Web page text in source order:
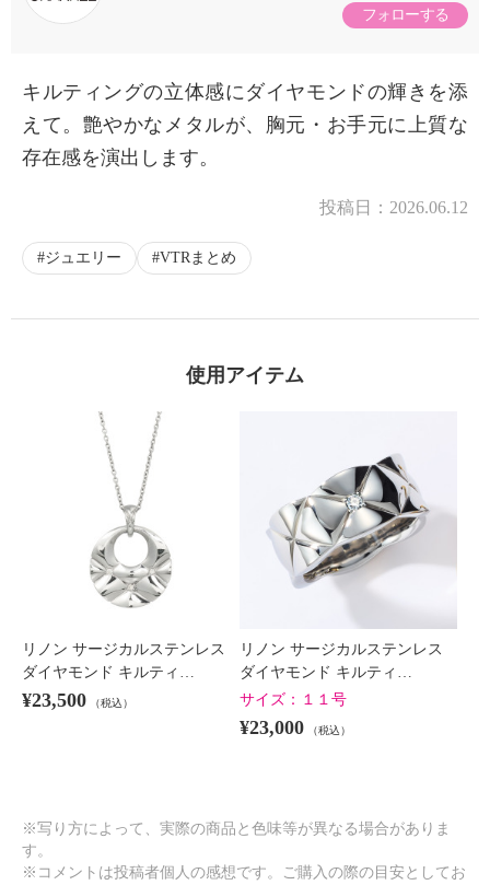
×
フォローする
キルティングの立体感にダイヤモンドの輝きを添
えて。艶やかなメタルが、胸元・お手元に上質な
存在感を演出します。
投稿日： 2026.06.12
ジュエリー VTRまとめ
使用アイテム
リノン サージカルステンレス
ダイヤモンド キルティ…
¥23,500 （税込）
リノン サージカルステンレス
ダイヤモンド キルティ…
サイズ： １１号
¥23,000 （税込）
※写り方によって、実際の商品と色味等が異なる場合がありま
す。
※コメントは投稿者個人の感想です。ご購入の際の目安としてお